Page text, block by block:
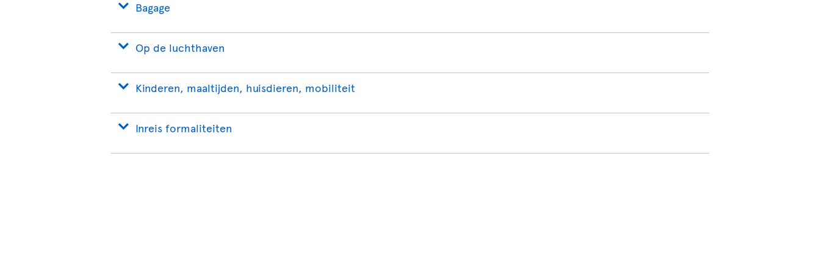
Bagage
Op de luchthaven
Kinderen, maaltijden, huisdieren, mobiliteit
Inreis formaliteiten